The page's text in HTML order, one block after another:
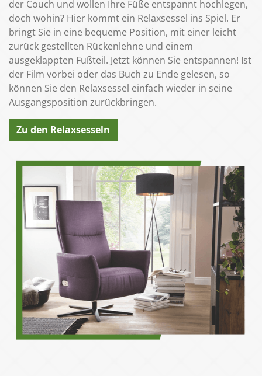
der Couch und wollen Ihre Füße entspannt hochlegen,
doch wohin? Hier kommt ein Relaxsessel ins Spiel. Er
bringt Sie in eine bequeme Position, mit einer leicht
zurück gestellten Rückenlehne und einem
ausgeklappten Fußteil. Jetzt können Sie entspannen! Ist
der Film vorbei oder das Buch zu Ende gelesen, so
können Sie den Relaxsessel einfach wieder in seine
Ausgangsposition zurückbringen.
Zu den Relaxsesseln